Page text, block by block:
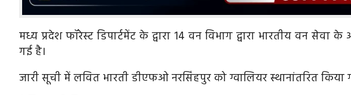
मध्य प्रदेश फॉरेस्ट डिपार्टमेंट के द्वारा 14 वन विभाग द्वारा भारतीय वन सेवा
गई है।
जारी सूची में लवित भारती डीएफओ नरसिंहपुर को ग्वालियर स्थानांतरित किया